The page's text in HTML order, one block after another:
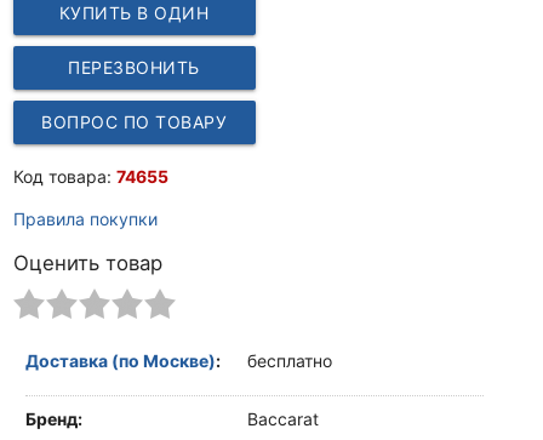
КУПИТЬ В ОДИН
КЛИК
ПЕРЕЗВОНИТЬ
ВОПРОС ПО ТОВАРУ
Код товара: 74655
Правила покупки
Оценить товар
Доставка (по Москве): бесплатно
Бренд: Baccarat